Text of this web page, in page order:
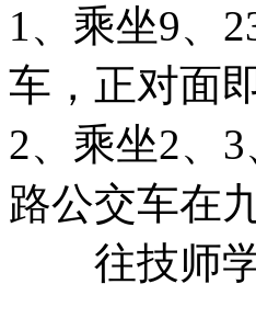
1、乘坐9、
车，正对面
2、乘坐2、3
路公交车在
往技师学